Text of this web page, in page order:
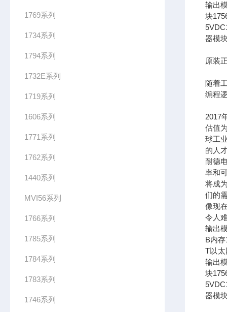
1769系列
1734系列
1794系列
1732E系列
1719系列
1606系列
1771系列
1762系列
1440系列
MVI56系列
1766系列
1785系列
1784系列
1783系列
1746系列
输出
块
器模
原装
随着
编程
2017
估值
球工
的人
耐德
率和
将成
们的
像现
令人
输出
B内
T以太
输出
块
器模